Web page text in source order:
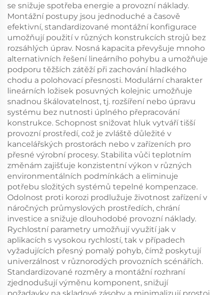
se snižuje spotřeba energie a provozní náklady.
Montážní postupy jsou jednoduché a časově
efektivní, standardizované montážní konfigurace
umožňují použití v různých konstrukcích strojů bez
rozsáhlých úprav. Nosná kapacita převyšuje mnoho
alternativních řešení lineárního pohybu a umožňuje
podporu těžších zátěží při zachování hladkého
chodu a polohovací přesnosti. Modulární charakter
lineárních ložisek posuvných kolejnic umožňuje
snadnou škálovatelnost, tj. rozšíření nebo úpravu
systému bez nutnosti úplného přepracování
konstrukce. Schopnost snižovat hluk vytváří tišší
provozní prostředí, což je zvláště důležité v
kancelářských prostorách nebo v zařízeních pro
přesné výrobní procesy. Stabilita vůči teplotním
změnám zajišťuje konzistentní výkon v různých
environmentálních podmínkách a eliminuje
potřebu složitých systémů tepelné kompenzace.
Odolnost proti korozi prodlužuje životnost zařízení v
náročných průmyslových prostředích, chrání
investice a snižuje dlouhodobé provozní náklady.
Rychlostní parametry umožňují využití jak v
aplikacích s vysokou rychlostí, tak v případech
vyžadujících přesný pomalý pohyb, čímž poskytují
univerzálnost v různorodých provozních scénářích.
Standardizované rozměry a montážní rozhraní
zjednodušují výměnu komponent, snižují